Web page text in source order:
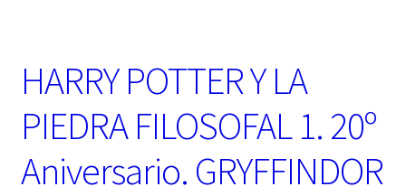
HARRY POTTER Y LA
PIEDRA FILOSOFAL 1. 20º
Aniversario. GRYFFINDOR